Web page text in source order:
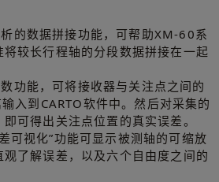
的数据拼接功能，可帮助XM-60系
较长行程轴的分段数据拼接在一起
功能，可将接收器与关注点之间的
入到CARTO软件中。然后对采集的
可得出关注点位置的真实误差。
可视化”功能可显示被测轴的可缩放
了解误差，以及六个自由度之间的